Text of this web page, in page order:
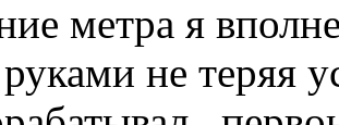
метра я
не теряя